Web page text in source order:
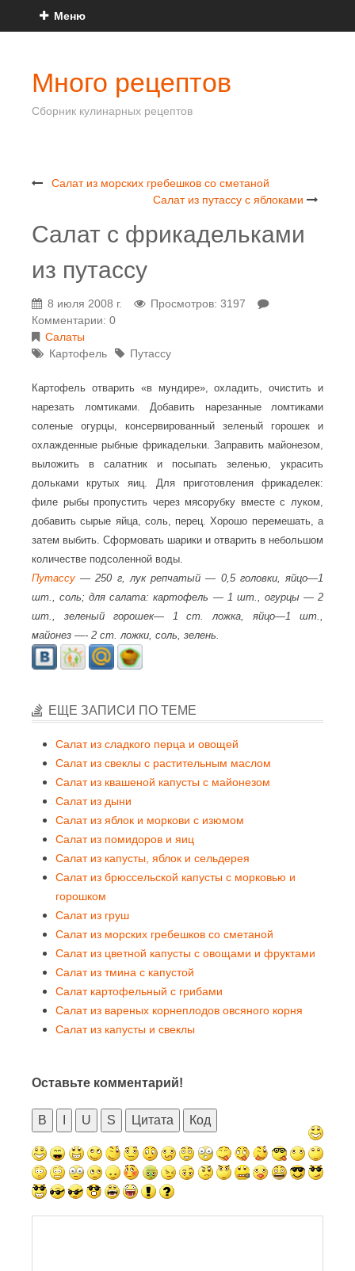
Меню
Много рецептов
Сборник кулинарных рецептов
Салат из морских гребешков со сметаной
Салат из путассу с яблоками
Салат с фрикадельками
из путассу
8 июля 2008 г.
Просмотров: 3197
Комментарии: 0
Салаты
Картофель
Путассу
Картофель отварить «в мундире», охладить, очистить и
нарезать ломтиками. Добавить нарезанные ломтиками
соленые огурцы, консервированный зеленый горошек и
охлажденные рыбные фрикадельки. Заправить майонезом,
выложить в салатник и посыпать зеленью, украсить
дольками крутых яиц. Для приготовления фрикаделек:
филе рыбы пропустить через мясорубку вместе с луком,
добавить сырые яйца, соль, перец. Хорошо перемешать, а
затем выбить. Сформовать шарики и отварить в небольшом
количестве подсоленной воды.
Путассу — 250 г, лук репчатый — 0,5 головки, яйцо—1
шт., соль; для салата: картофель — 1 шт., огурцы — 2
шт., зеленый горошек— 1 ст. ложка, яйцо—1 шт.,
майонез —- 2 ст. ложки, соль, зелень.
ЕЩЕ ЗАПИСИ ПО ТЕМЕ
Салат из сладкого перца и овощей
Салат из свеклы с растительным маслом
Салат из квашеной капусты с майонезом
Салат из дыни
Салат из яблок и моркови с изюмом
Салат из помидоров и яиц
Салат из капусты, яблок и сельдерея
Салат из брюссельской капусты с морковью и
горошком
Салат из груш
Салат из морских гребешков со сметаной
Салат из цветной капусты с овощами и фруктами
Салат из тмина с капустой
Салат картофельный с грибами
Салат из вареных корнеплодов овсяного корня
Салат из капусты и свеклы
Оставьте комментарий!
B U S Цитата Код